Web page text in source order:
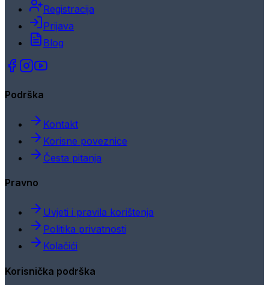
Registracija
Prijava
Blog
Podrška
Kontakt
Korisne poveznice
Česta pitanja
Pravno
Uvjeti i pravila korištenja
Politika privatnosti
Kolačići
Korisnička podrška